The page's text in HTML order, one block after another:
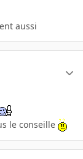
aussi
le conseille